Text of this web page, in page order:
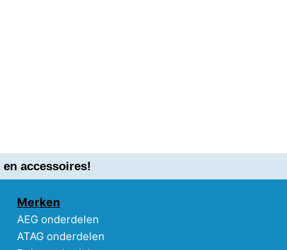
accessoires!
Merken
AEG onderdelen
ATAG onderdelen